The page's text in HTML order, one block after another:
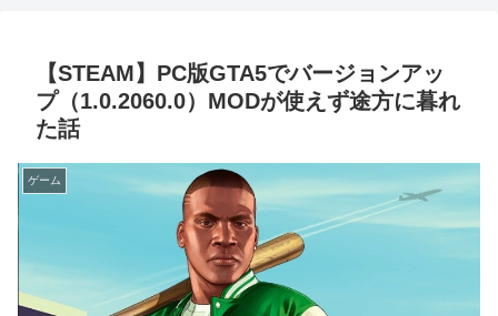
【STEAM】PC版GTA5でバージョンアッ
プ（1.0.2060.0）MODが使えず途方に暮れ
た話
ゲーム